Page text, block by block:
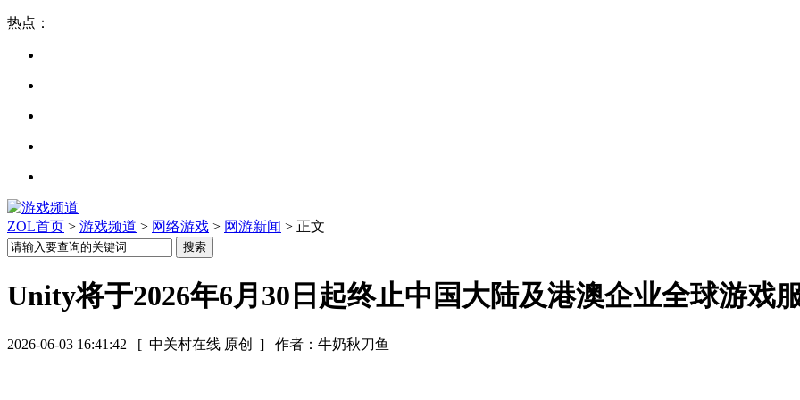
热点：
ZOL首页 > 游戏频道 > 网络游戏 > 网游新闻 > 正文
Unity将于2026年6月30日起终止中国大陆及港澳企业全球游戏
2026-06-03 16:41:42 [ 中关村在线 原创 ] 作者：牛奶秋刀鱼